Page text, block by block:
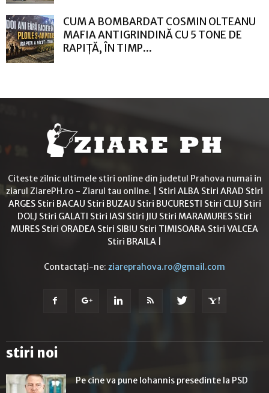
CUM A BOMBARDAT COSMIN OLTEANU
MAFIA ANTIGRINDINĂ CU 5 TONE DE
RAPIȚĂ, ÎN TIMP...
Citeste zilnic ultimele stiri online din judetul Prahova numai in
ziarul ZiarePH.ro - Ziarul tau online. | Stiri ALBA Stiri ARAD Stiri
ARGES Stiri BACAU Stiri BUZAU Stiri BUCURESTI Stiri CLUJ Stiri
DOLJ Stiri GALATI Stiri IASI Stiri JIU Stiri MARAMURES Stiri
MURES Stiri ORADEA Stiri SIBIU Stiri TIMISOARA Stiri VALCEA
Stiri BRAILA
Contactați-ne: ziareprahova.ro@gmail.com
stiri noi
Pe cine va pune Iohannis presedinte la PSD